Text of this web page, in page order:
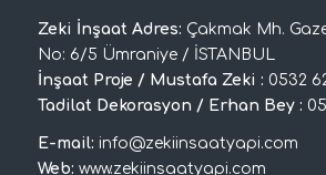
Zeki İnşaat Adres: Çakmak Mh.
No: 6/5 Ümraniye / İSTANBUL
İnşaat Proje / Mustafa Zeki : 0532
Tadilat Dekorasyon / Erhan Bey :
E-mail: info@zekiinsaatyapi.com
Web: www.zekiinsaatyapi.com